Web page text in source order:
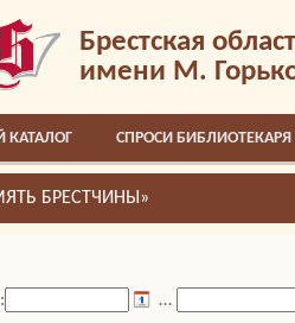
Брестская
имени М.
КАТАЛОГ СПРОСИ БИБЛИОТЕКАРЯ
БРЕСТЧИНЫ»
…